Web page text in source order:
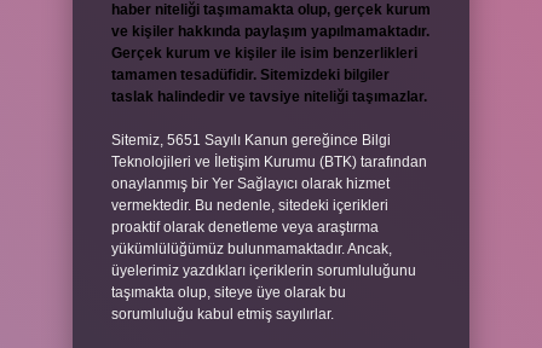
haber niteliği taşımamakta olup, gerçek kurum
ve kişiler hakkında paylaşım yapılmamaktadır.
Gerçek kurum ve kişiler ile isim benzerlikleri
tamamen tesadüfidir. Sitemizdeki bilgiler
taslak halindedir ve tavsiye niteliği taşımazlar.
Sitemiz, 5651 Sayılı Kanun gereğince Bilgi
Teknolojileri ve İletişim Kurumu (BTK) tarafından
onaylanmış bir Yer Sağlayıcı olarak hizmet
vermektedir. Bu nedenle, sitedeki içerikleri
proaktif olarak denetleme veya araştırma
yükümlülüğümüz bulunmamaktadır. Ancak,
üyelerimiz yazdıkları içeriklerin sorumluluğunu
taşımakta olup, siteye üye olarak bu
sorumluluğu kabul etmiş sayılırlar.